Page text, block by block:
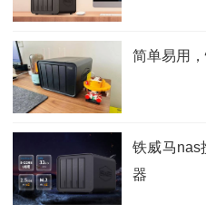
简单易用
铁威马nas
器